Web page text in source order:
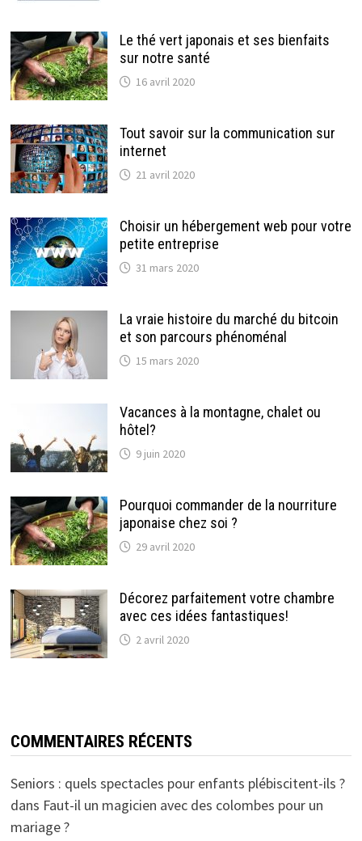
Le thé vert japonais et ses bienfaits
sur notre santé
16 avril 2020
Tout savoir sur la communication sur
internet
21 avril 2020
Choisir un hébergement web pour votre
petite entreprise
31 mars 2020
La vraie histoire du marché du bitcoin
et son parcours phénoménal
15 mars 2020
Vacances à la montagne, chalet ou
hôtel?
9 juin 2020
Pourquoi commander de la nourriture
japonaise chez soi ?
29 avril 2020
Décorez parfaitement votre chambre
avec ces idées fantastiques!
2 avril 2020
COMMENTAIRES RÉCENTS
Seniors : quels spectacles pour enfants plébiscitent-ils ?
dans Faut-il un magicien avec des colombes pour un
mariage ?